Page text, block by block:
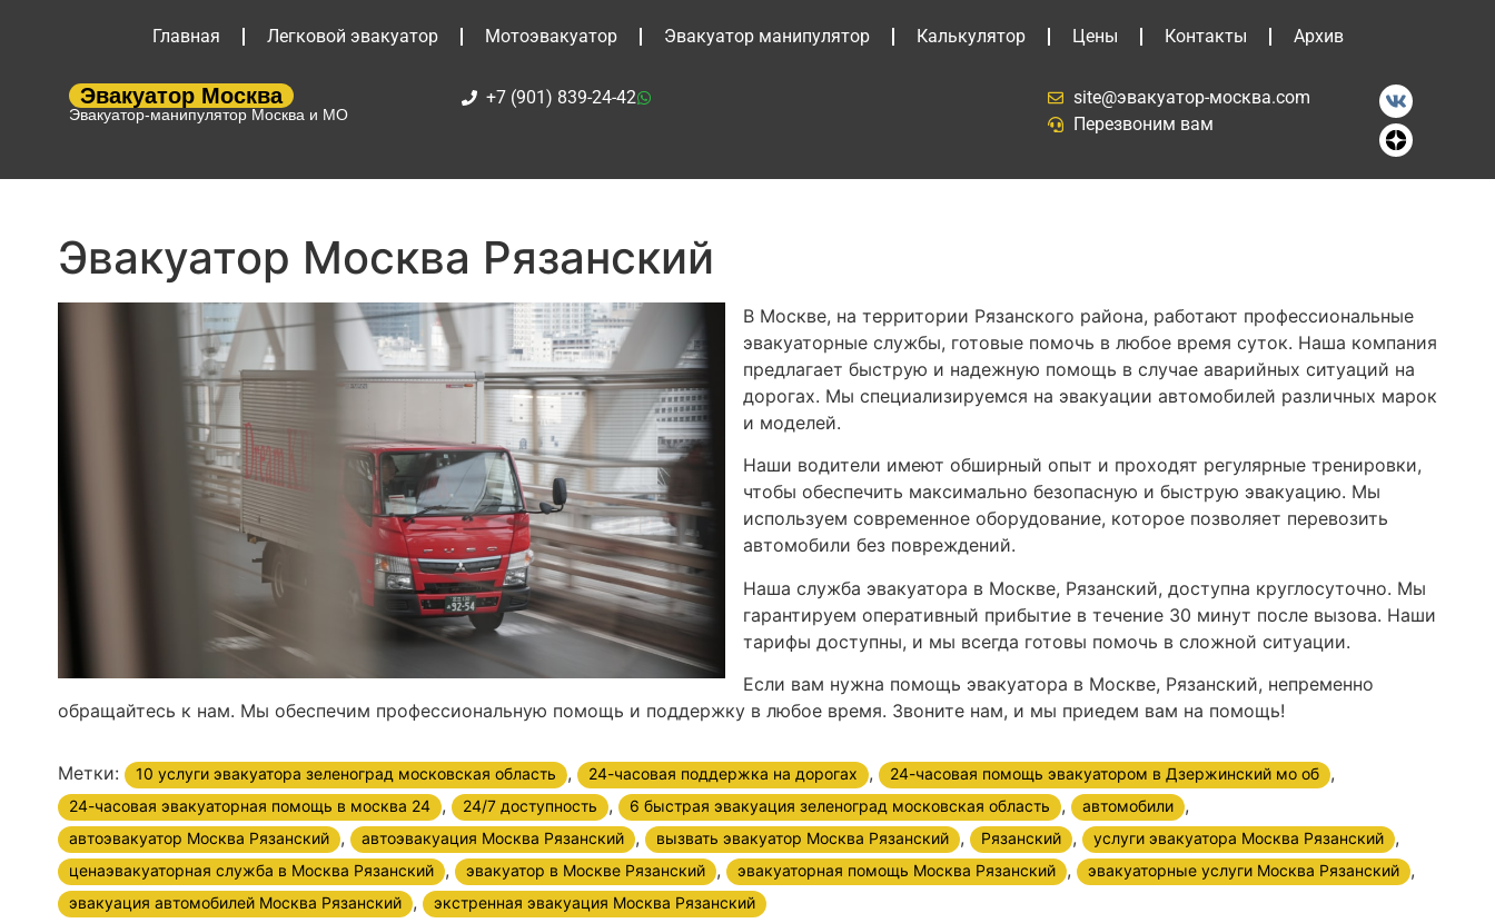
Главная Легковой эвакуатор Мотоэвакуатор Эвакуатор манипулятор Калькулятор Цены Контакты Архив
Эвакуатор Москва
Эвакуатор-манипулятор Москва и МО
+7 (901) 839-24-42
site@эвакуатор-москва.com
Перезвоним вам
Эвакуатор Москва Рязанский
В Москве, на территории Рязанского района, работают профессиональные
эвакуаторные службы, готовые помочь в любое время суток. Наша компания
предлагает быструю и надежную помощь в случае аварийных ситуаций на
дорогах. Мы специализируемся на эвакуации автомобилей различных марок
и моделей.
Наши водители имеют обширный опыт и проходят регулярные тренировки,
чтобы обеспечить максимально безопасную и быструю эвакуацию. Мы
используем современное оборудование, которое позволяет перевозить
автомобили без повреждений.
Наша служба эвакуатора в Москве, Рязанский, доступна круглосуточно. Мы
гарантируем оперативный прибытие в течение 30 минут после вызова. Наши
тарифы доступны, и мы всегда готовы помочь в сложной ситуации.
Если вам нужна помощь эвакуатора в Москве, Рязанский, непременно
обращайтесь к нам. Мы обеспечим профессиональную помощь и поддержку в любое время. Звоните нам, и мы приедем вам на помощь!
Метки: 10 услуги эвакуатора зеленоград московская область , 24-часовая поддержка на дорогах , 24-часовая помощь эвакуатором в Дзержинский мо об ,
24-часовая эвакуаторная помощь в москва 24 , 24/7 доступность , 6 быстрая эвакуация зеленоград московская область , автомобили ,
автоэвакуатор Москва Рязанский , автоэвакуация Москва Рязанский , вызвать эвакуатор Москва Рязанский , Рязанский , услуги эвакуатора Москва Рязанский ,
ценаэвакуаторная служба в Москва Рязанский , эвакуатор в Москве Рязанский , эвакуаторная помощь Москва Рязанский , эвакуаторные услуги Москва Рязанский ,
эвакуация автомобилей Москва Рязанский , экстренная эвакуация Москва Рязанский